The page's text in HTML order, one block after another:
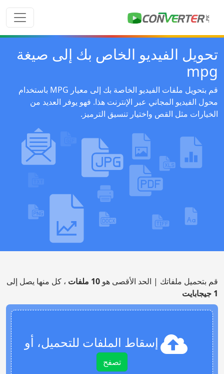
تحويل الفيديو الخاص بك إلى صيغة
mpg
قم بتحويل ملفات الفيديو الخاصة بك إلى معيار MPG باستخدام
محول الفيديو المجاني عبر الإنترنت هذا. فهو يوفر العديد من
الخيارات مثل القص واختيار تنسيق الترميز.
قم بتحميل ملفاتك | الحد الأقصى هو 10 ملفات
، كل منها يصل إلى
1 جيجابايت
إسقاط الملفات للتحميل، أو
تصفح